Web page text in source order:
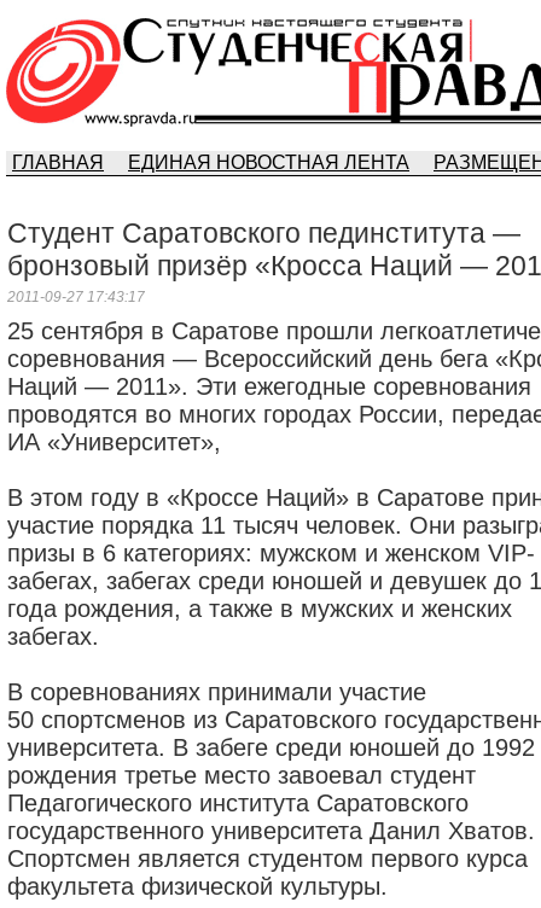
ГЛАВНАЯ ЕДИНАЯ НОВОСТНАЯ ЛЕНТА
Студент Саратовского пединститута —
бронзовый призёр «Кросса Наций —
2011-09-27 17:43:17
25 сентября в Саратове прошли
соревнования — Всероссийский день бега
Наций — 2011». Эти ежегодные соревнования
проводятся во многих городах России,
ИА «Университет»,
В этом году в «Кроссе Наций» в Саратове
участие порядка 11 тысяч человек. Они
призы в 6 категориях: мужском и женском VIP-
забегах, забегах среди юношей и девушек до
года рождения, а также в мужских и женских
забегах.
В соревнованиях принимали участие
50 спортсменов из Саратовского
университета. В забеге среди юношей до 1992
рождения третье место завоевал студент
Педагогического института Саратовского
государственного университета Данил Хватов.
Спортсмен является студентом первого курса
факультета физической культуры.